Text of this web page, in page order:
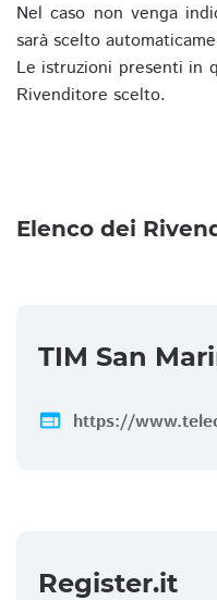
Nel caso non venga
sarà scelto
Le istruzioni presenti in
Rivenditore scelto.
Elenco dei
TIM San
web https://
Register.it